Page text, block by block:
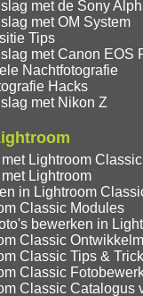
met de Sony
met OM System
Tips
met Canon EOS
Nachtfotografie
Hacks
met Nikon Z
Lightroom Classic
Lightroom
in Lightroom
Classic Modules
bewerken in
Classic
Classic Tips &
Classic
Classic Catalogus